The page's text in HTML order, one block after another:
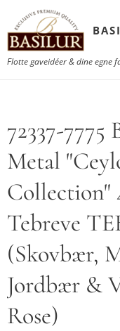
Flotte gaveidéer & dine egne
72337-
Metal
Collection"
Tebreve
(Skovbær,
Jordbær &
Rose)